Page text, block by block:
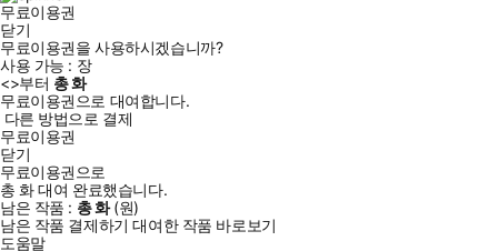
무료이용권
닫기
무료이용권을 사용하시겠습니까?
사용 가능 : 장
<>부터 총화
무료이용권으로 대여합니다.
다른 방법으로 결제
무료이용권
닫기
무료이용권으로
총 화대여 완료했습니다.
남은 작품 : 총화(원)
남은 작품 결제하기 대여한 작품 바로보기
도움말